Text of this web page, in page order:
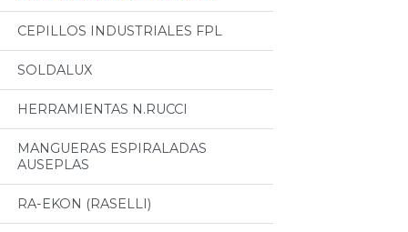
CEPILLOS INDUSTRIALES FPL
SOLDALUX
HERRAMIENTAS N.RUCCI
MANGUERAS ESPIRALADAS
AUSEPLAS
RA-EKON (RASELLI)